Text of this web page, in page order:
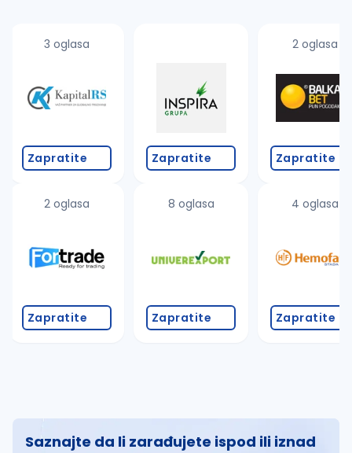
proverite pravopisne greške (koristite č, ć, š, đ,
promenite odabrane filtere pretrage
3 oglasa
Zapratite
2 oglasa
Zapratite
Zapratite
8 oglasa
Zapratite
2 oglasa
Zapratite
4 oglasa
Zapratite
Saznajte da li zarađujete ispod ili iznad